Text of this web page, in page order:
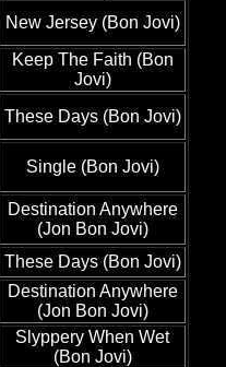
New Jersey (Bon Jovi)
Keep The Faith (Bon
Jovi)
These Days (Bon Jovi)
Single (Bon Jovi)
Destination Anywhere
(Jon Bon Jovi)
These Days (Bon Jovi)
Destination Anywhere
(Jon Bon Jovi)
Slyppery When Wet
(Bon Jovi)